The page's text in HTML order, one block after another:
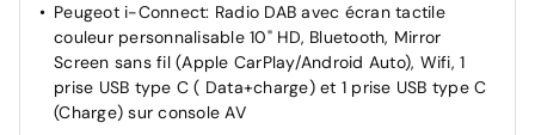
Volant compact en croûte de cuir avec commandes
multimédia intégrées
Lève-vitres électriques AV/ AR et séquentiels avec
anti-pincement
Peugeot i-Connect: Radio DAB avec écran tactile
couleur personnalisable 10" HD, Bluetooth, Mirror
Screen sans fil (Apple CarPlay/Android Auto), Wifi, 1
prise USB type C ( Data+charge) et 1 prise USB type C
(Charge) sur console AV